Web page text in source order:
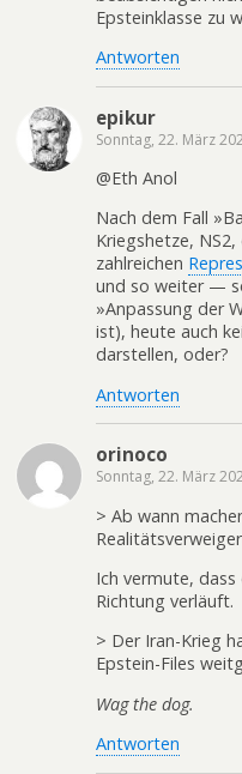
Epsteinklasse zu
Antworten
epikur
Sonntag, 22. März
@Eth Anol
Nach dem Fall
Kriegshetze,
zahlreichen
und so weiter —
»Anpassung der
ist), heute auch
darstellen, oder?
Antworten
orinoco
Sonntag, 22. März
> Ab wann
Ich vermute,
Richtung verläuft.
> Der Iran-Krieg
Epstein-Files
Wag the dog.
Antworten